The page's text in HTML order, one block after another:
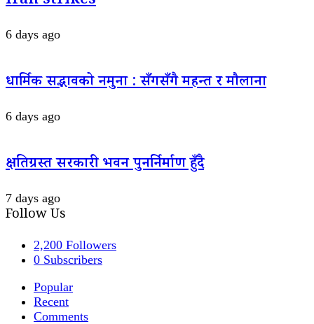
6 days ago
धार्मिक सद्भावको नमुना : सँगसँगै महन्त र मौलाना
6 days ago
क्षतिग्रस्त सरकारी भवन पुनर्निर्माण हुँदै
7 days ago
Follow Us
2,200 Followers
0 Subscribers
Popular
Recent
Comments